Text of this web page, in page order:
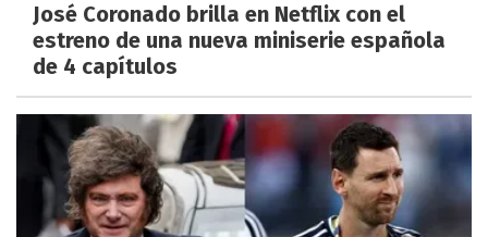
José Coronado brilla en Netflix con el
estreno de una nueva miniserie española
de 4 capítulos